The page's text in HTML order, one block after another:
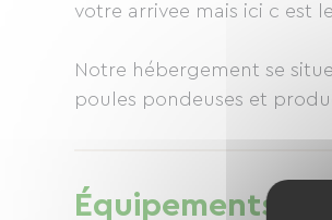
votre arrivee mais ici c est
Notre hébergement se
poules pondeuses et
Vous serez hébergés
Équipements